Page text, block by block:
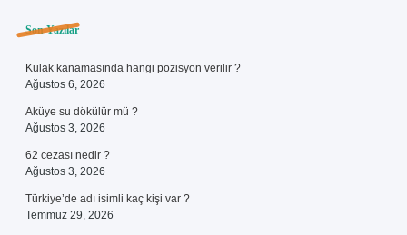
Sidebar
Son Yazılar
Kulak kanamasında hangi pozisyon verilir ?
Ağustos 6, 2026
Aküye su dökülür mü ?
Ağustos 3, 2026
62 cezası nedir ?
Ağustos 3, 2026
Türkiye’de adı isimli kaç kişi var ?
Temmuz 29, 2026